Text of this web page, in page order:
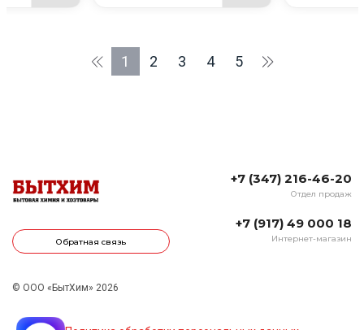
1 2 3 4 5
Обратная связь
+7 (347) 216-46-20
Отдел продаж
+7 (917) 49 000 18
Интернет-магазин
© ООО «БытХим» 2026